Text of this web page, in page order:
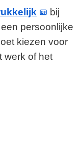
bij
persoonlijke
kiezen voor
werk of het